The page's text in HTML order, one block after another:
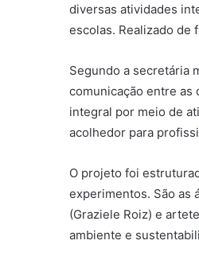
diversas atividades
escolas. Realizado de
Segundo a secretária
comunicação entre as
integral por meio de
acolhedor para
O projeto foi
experimentos. São as
(Graziele Roiz) e
ambiente e